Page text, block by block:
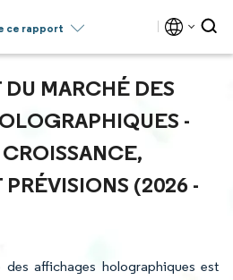
ce rapport
MARCHÉ DES
-
(2026 -
affichages holographiques est